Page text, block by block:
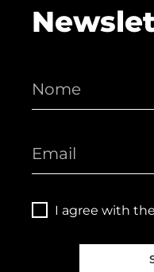
I agree with the